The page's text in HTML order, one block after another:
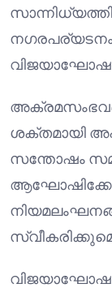
ശക്തമായി
സന്തോഷം